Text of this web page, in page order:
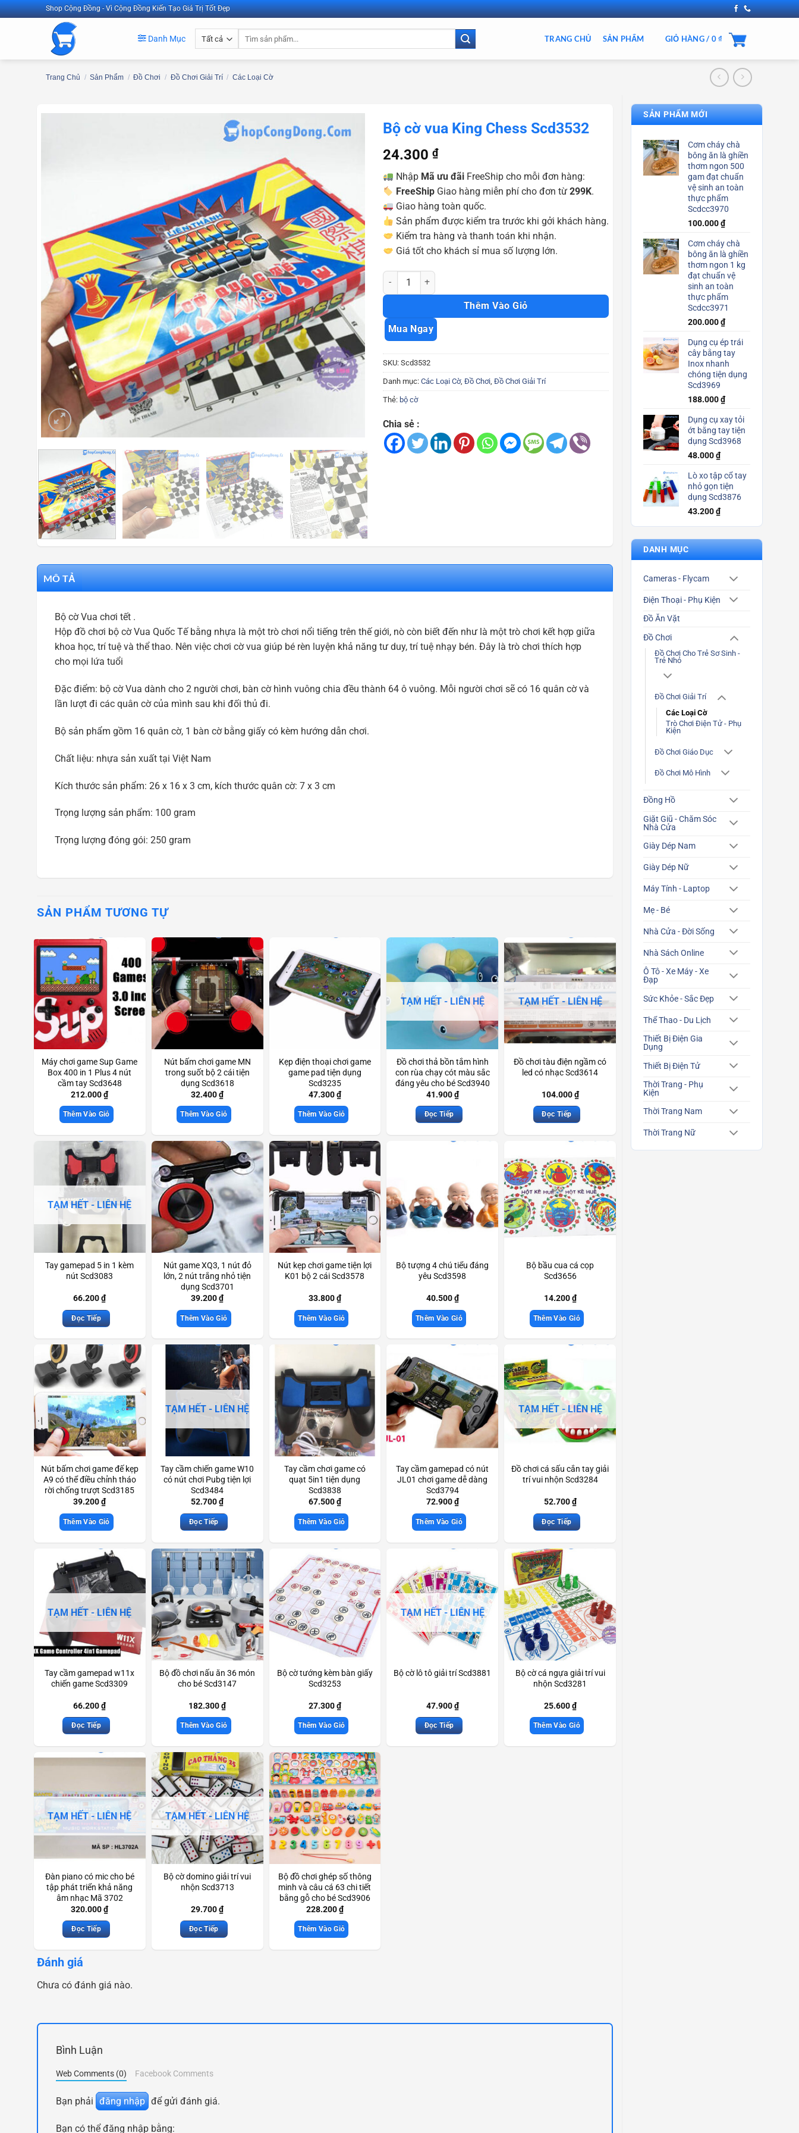
Bỏ
qua
Shop Cộng Đồng - Vì Cộng Đồng Kiến Tạo Giá Trị Tốt Đẹp
Danh Mục TRANG CHỦ SẢN PHẨM GIỎ HÀNG / 0₫
Trang Chủ / Sản Phẩm / Đồ Chơi / Đồ Chơi Giải Trí / Các Loại Cờ
SẢN PHẨM MỚI
Cơm cháy chà
bông ăn là ghiền
thơm ngon 500
gam đạt chuẩn
vệ sinh an toàn
thực phẩm
Scdcc3970
100.000₫
Cơm cháy chà
bông ăn là ghiền
thơm ngon 1 kg
đạt chuẩn vệ
sinh an toàn
thực phẩm
Scdcc3971
200.000₫
Dụng cụ ép trái
cây bằng tay
Inox nhanh
chóng tiện dụng
Scd3969
188.000₫
Dụng cụ xay tỏi
ớt bằng tay tiện
dụng Scd3968
48.000₫
Lò xo tập cổ tay
nhỏ gọn tiện
dụng Scd3876
43.200₫
DANH MỤC
Cameras - Flycam
Điện Thoại - Phụ Kiện
Đồ Ăn Vặt
Đồ Chơi
Đồ Chơi Cho Trẻ Sơ Sinh -
Trẻ Nhỏ
Đồ Chơi Giải Trí
Các Loại Cờ
Trò Chơi Điện Tử - Phụ
Kiện
Đồ Chơi Giáo Dục
Đồ Chơi Mô Hình
Đồng Hồ
Giặt Giũ - Chăm Sóc
Nhà Cửa
Giày Dép Nam
Giày Dép Nữ
Máy Tính - Laptop
Mẹ - Bé
Nhà Cửa - Đời Sống
Nhà Sách Online
Ô Tô - Xe Máy - Xe
Đạp
Sức Khỏe - Sắc Đẹp
Thể Thao - Du Lịch
Thiết Bị Điện Gia
Dụng
Thiết Bị Điện Tử
Thời Trang - Phụ
Kiện
Thời Trang Nam
Thời Trang Nữ
Bộ cờ vua King Chess Scd3532
24.300 ₫
Nhập Mã ưu đãiFreeShip cho mỗi đơn hàng:
FreeShipGiao hàng miễn phí cho đơn từ 299K.
Giao hàng toàn quốc.
Sản phẩm được kiểm tra trước khi gởi khách hàng.
Kiểm tra hàng và thanh toán khi nhận.
Giá tốt cho khách sỉ mua số lượng lớn.
Bộ cờ vua King Chess Scd3532 số lượng
Thêm Vào Giỏ
Mua Ngay
SKU: Scd3532
Danh mục: Các Loại Cờ, Đồ Chơi, Đồ Chơi Giải Trí
Thẻ: bộ cờ
Chia sẻ :
MÔ TẢ
Bộ cờ Vua chơi tết .
Hộp đồ chơi bộ cờ Vua Quốc Tế bằng nhựa là một trò chơi nổi tiếng trên thế giới, nò còn biết đến như là một trò chơi kết hợp giữa
khoa học, trí tuệ và thể thao. Nên việc chơi cờ vua giúp bé rèn luyện khả năng tư duy, trí tuệ nhạy bén. Đây là trò chơi thích hợp
cho mọi lứa tuổi
Đặc điểm: bộ cờ Vua dành cho 2 người chơi, bàn cờ hình vuông chia đều thành 64 ô vuông. Mỗi người chơi sẽ có 16 quân cờ và
lần lượt đi các quân cờ của mình sau khi đối thủ đi.
Bộ sản phẩm gồm 16 quân cờ, 1 bàn cờ bằng giấy có kèm hướng dẫn chơi.
Chất liệu: nhựa sản xuất tại Việt Nam
Kích thước sản phẩm: 26 x 16 x 3 cm, kích thước quân cờ: 7 x 3 cm
Trọng lượng sản phẩm: 100 gram
Trọng lượng đóng gói: 250 gram
SẢN PHẨM TƯƠNG TỰ
Máy chơi game Sup Game
Box 400 in 1 Plus 4 nút
cầm tay Scd3648
212.000₫
Thêm Vào Giỏ
Nút bấm chơi game MN
trong suốt bộ 2 cái tiện
dụng Scd3618
32.400₫
Thêm Vào Giỏ
Kẹp điện thoại chơi game
game pad tiện dụng
Scd3235
47.300₫
Thêm Vào Giỏ
TẠM HẾT - LIÊN HỆ
Đồ chơi thả bồn tắm hình
con rùa chạy cót màu sắc
đáng yêu cho bé Scd3940
41.900₫
Đọc Tiếp
TẠM HẾT - LIÊN HỆ
Đồ chơi tàu điện ngầm có
led có nhạc Scd3614
104.000₫
Đọc Tiếp
TẠM HẾT - LIÊN HỆ
Tay gamepad 5 in 1 kèm
nút Scd3083
66.200₫
Đọc Tiếp
Nút game XQ3, 1 nút đỏ
lớn, 2 nút trắng nhỏ tiện
dụng Scd3701
39.200₫
Thêm Vào Giỏ
Nút kẹp chơi game tiện lợi
K01 bộ 2 cái Scd3578
33.800₫
Thêm Vào Giỏ
Bộ tượng 4 chú tiểu đáng
yêu Scd3598
40.500₫
Thêm Vào Giỏ
Bộ bầu cua cá cọp
Scd3656
14.200₫
Thêm Vào Giỏ
Nút bấm chơi game đế kẹp
A9 có thể điều chỉnh tháo
rời chống trượt Scd3185
39.200₫
Thêm Vào Giỏ
TẠM HẾT - LIÊN HỆ
Tay cầm chiến game W10
có nút chơi Pubg tiện lợi
Scd3484
52.700₫
Đọc Tiếp
Tay cầm chơi game có
quạt 5in1 tiện dụng
Scd3838
67.500₫
Thêm Vào Giỏ
Tay cầm gamepad có nút
JL01 chơi game dễ dàng
Scd3794
72.900₫
Thêm Vào Giỏ
TẠM HẾT - LIÊN HỆ
Đồ chơi cá sấu cắn tay giải
trí vui nhộn Scd3284
52.700₫
Đọc Tiếp
TẠM HẾT - LIÊN HỆ
Tay cầm gamepad w11x
chiến game Scd3309
66.200₫
Đọc Tiếp
Bộ đồ chơi nấu ăn 36 món
cho bé Scd3147
182.300₫
Thêm Vào Giỏ
Bộ cờ tướng kèm bàn giấy
Scd3253
27.300₫
Thêm Vào Giỏ
TẠM HẾT - LIÊN HỆ
Bộ cờ lô tô giải trí Scd3881
47.900₫
Đọc Tiếp
Bộ cờ cá ngựa giải trí vui
nhộn Scd3281
25.600₫
Thêm Vào Giỏ
TẠM HẾT - LIÊN HỆ
Đàn piano có mic cho bé
tập phát triển khả năng
âm nhạc Mã 3702
Scd3924
320.000₫
Đọc Tiếp
TẠM HẾT - LIÊN HỆ
Bộ cờ domino giải trí vui
nhộn Scd3713
29.700₫
Đọc Tiếp
Bộ đồ chơi ghép số thông
minh và câu cá 63 chi tiết
bằng gỗ cho bé Scd3906
228.200₫
Thêm Vào Giỏ
Đánh giá
Chưa có đánh giá nào.
Bình Luận
Web Comments (0) Facebook Comments
Bạn phải đăng nhập để gửi đánh giá.
Bạn có thể đăng nhập bằng: